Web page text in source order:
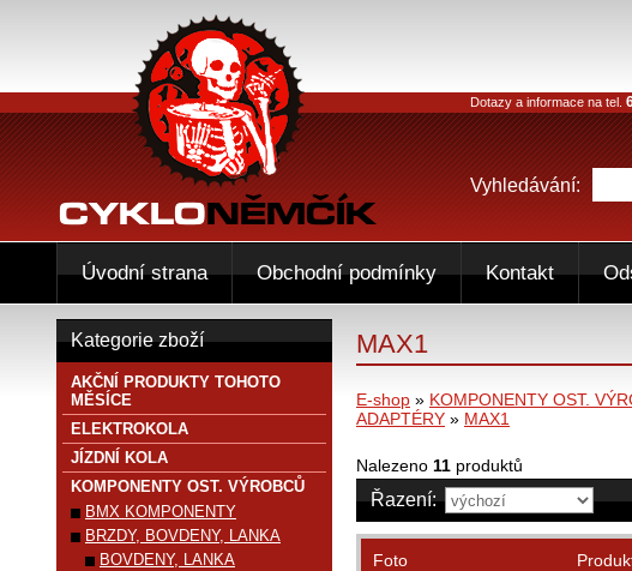
MAX1
E-shop » KOMPONENTY OST.
ADAPTÉRY » MAX1
Nalezeno 11 produktů
Řazení:
Foto
Kategorie zboží
AKČNÍ PRODUKTY TOHOTO
MĚSÍCE
ELEKTROKOLA
JÍZDNÍ KOLA
KOMPONENTY OST. VÝROBCŮ
BMX KOMPONENTY
BRZDY, BOVDENY, LANKA
BOVDENY, LANKA
Dotazy a informace na tel.
Vyhledávání:
Úvodní strana Obchodní podmínky Kontakt